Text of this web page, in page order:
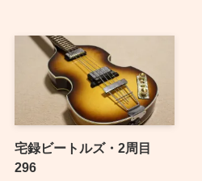
宅録ビートルズ・2周目
296